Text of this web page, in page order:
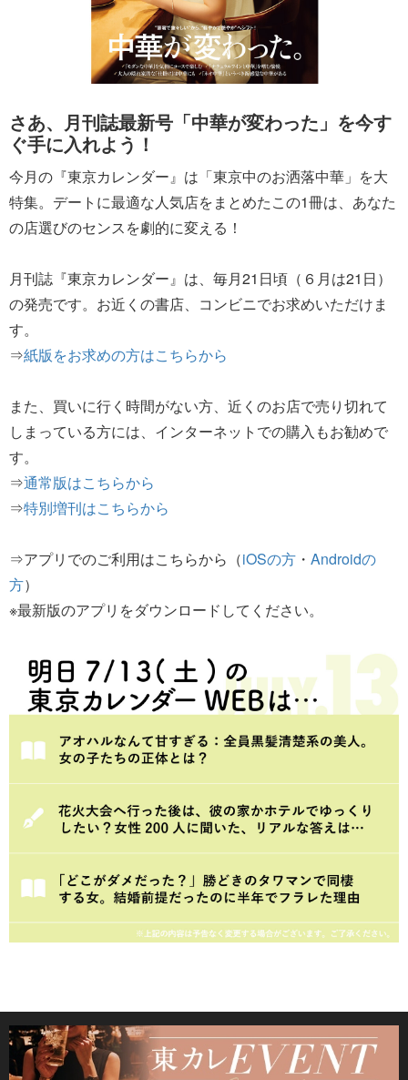
さあ、月刊誌最新号「中華が変わった」を今す
ぐ手に入れよう！
今月の『東京カレンダー』は「東京中のお洒落中華」を大
特集。デートに最適な人気店をまとめたこの1冊は、あなた
の店選びのセンスを劇的に変える！
月刊誌『東京カレンダー』は、毎月21日頃（６月は21日）
の発売です。お近くの書店、コンビニでお求めいただけま
す。
⇒紙版をお求めの方はこちらから
また、買いに行く時間がない方、近くのお店で売り切れて
しまっている方には、インターネットでの購入もお勧めで
す。
⇒通常版はこちらから
⇒特別増刊はこちらから
⇒アプリでのご利用はこちらから（iOSの方 ・ Androidの
方）
※最新版のアプリをダウンロードしてください。